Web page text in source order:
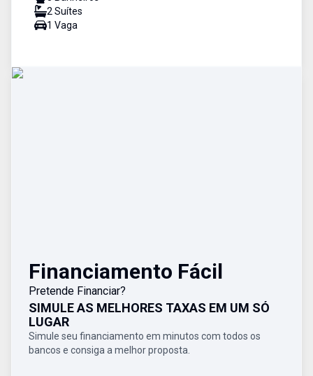
2 Suítes
1 Vaga
Financiamento Fácil
Pretende Financiar?
SIMULE AS MELHORES TAXAS EM UM SÓ
LUGAR
Simule seu financiamento em minutos com todos os
bancos e consiga a melhor proposta.